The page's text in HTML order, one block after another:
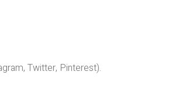
Twitter, Pinterest).